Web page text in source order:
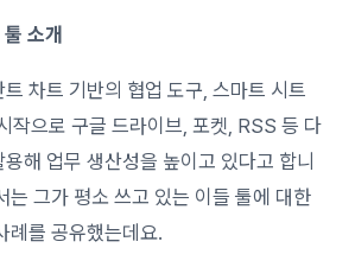
소개
차트 기반의 협업 도구, 스마트 시트
으로 구글 드라이브, 포켓, RSS 등 다
해 업무 생산성을 높이고 있다고 합니
는 그가 평소 쓰고 있는 이들 툴에 대한
례를 공유했는데요.